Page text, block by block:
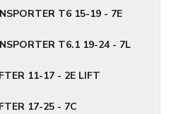
T6 15-19 - 7E
T6.1 19-24 - 7L
11-17 - 2E LIFT
17-25 - 7C